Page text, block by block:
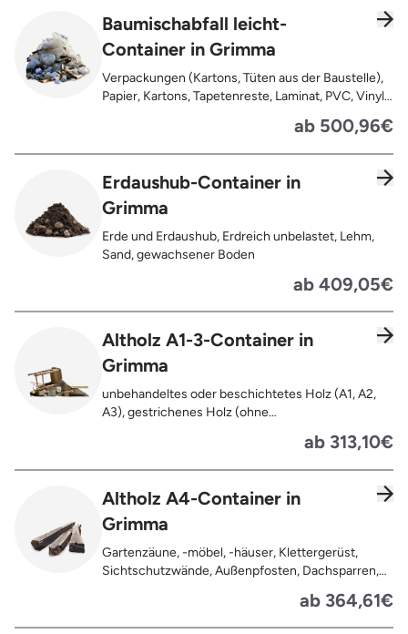
Teppiche, Gardinen, Gipswände/
Trockenbauwände, Metalle, Bleche, Rohre, Kabel,
Gebinde wie Dosen, Fässer, Eimer,
Sauerkrautplatten
Baumischabfall leicht-
Container in Grimma
Verpackungen (Kartons, Tüten aus der Baustelle),
Papier, Kartons, Tapetenreste, Laminat, PVC, Vinyl,
Kunststoffe, Folien, Gummi, Styropor, Holz (z.B.
Spanplatten, Bauholz, Paletten), Textilien wie
Teppiche, Gardinen, Gipswände/
Türen für den Innenbereich, Restentleerte
Gebinde wie Dosen, Fässer, Eimer,
gesamten Containerinhalts
ab 500,96€
Erdaushub-Container in
Grimma
Erde und Erdaushub, Erdreich unbelastet, Lehm,
Sand, gewachsener Boden
ab 409,05€
Altholz A1-3-Container in
Grimma
unbehandeltes oder beschichtetes Holz (A1, A2,
A3), gestrichenes Holz (ohne
Oberflächenbehandlung wie Anstrich, Lasur,
Lackierung ), kleine Anhaftungen wie Nägel,
Schrauben oder Scharniere , Möbel und Türen,
Holz (z.B. Paletten, Bauholz),
Holzweichfaserplatten, Holzkisten,
ab 313,10€
Altholz A4-Container in
Grimma
Gartenzäune, -möbel, -häuser, Klettergerüst,
Sichtschutzwände, Außenpfosten, Dachsparren,
behandeltes Holz (=schadstoffbelastet),
Verfaultes oder verbranntes Holz, Fensterrahmen,
ab 364,61€